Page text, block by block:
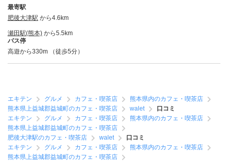
最寄駅
肥後大津駅 から4.6km
瀬田駅(熊本) から5.5km
バス停
高遊から330m （徒歩5分）
エキテン グルメ カフェ・喫茶店
熊本県内のカフェ・喫茶店
熊本県上益城郡益城町のカフェ・喫茶店
walet
口コミ
エキテン
グルメ カフェ・喫茶店
熊本県内のカフェ・喫茶店
熊本県上益城郡益城町のカフェ・喫茶店
肥後大津駅のカフェ・喫茶店
walet
口コミ
エキテン
グルメ カフェ・喫茶店
熊本県内のカフェ・喫茶店
熊本県上益城郡益城町のカフェ・喫茶店